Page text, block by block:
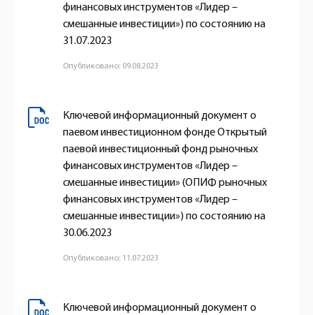
финансовых инструментов «Лидер –
смешанные инвестиции») по состоянию на
31.07.2023
Опубликовано: 09.08.2023
Ключевой информационный документ о
паевом инвестиционном фонде Открытый
паевой инвестиционный фонд рыночных
финансовых инструментов «Лидер –
смешанные инвестиции» (ОПИФ рыночных
финансовых инструментов «Лидер –
смешанные инвестиции») по состоянию на
30.06.2023
Опубликовано: 11.07.2023
Ключевой информационный документ о